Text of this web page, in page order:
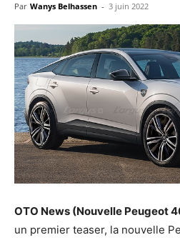
Par Wanys Belhassen - 3 juin 2022
OTO News (Nouvelle Peugeot
un premier teaser, la nouvelle